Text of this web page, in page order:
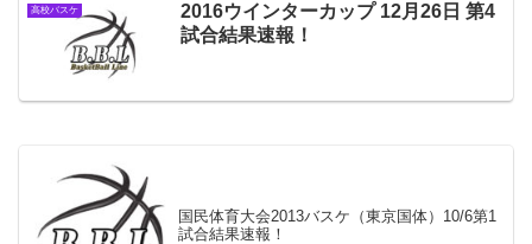
高校バスケ
2016ウインターカップ 12月26日 第4
試合結果速報！
国民体育大会2013バスケ（東京国体）10/6第1
試合結果速報！